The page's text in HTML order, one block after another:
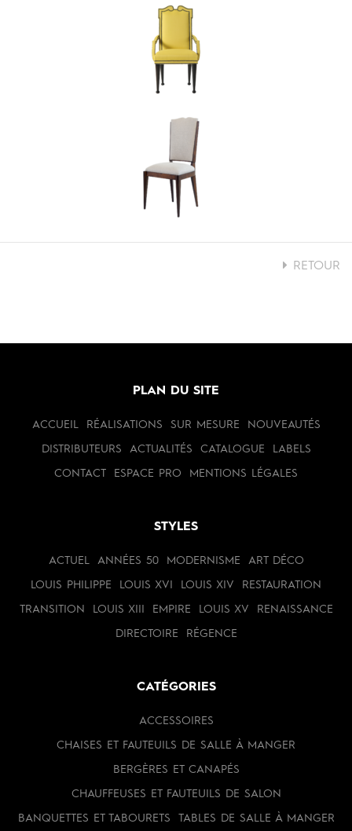
RETOUR
PLAN DU SITE
ACCUEIL RÉALISATIONS SUR MESURE NOUVEAUTÉS
DISTRIBUTEURS ACTUALITÉS CATALOGUE LABELS
CONTACT ESPACE PRO MENTIONS LÉGALES
STYLES
ACTUEL ANNÉES 50 MODERNISME ART DÉCO
LOUIS PHILIPPE LOUIS XVI LOUIS XIV RESTAURATION
TRANSITION LOUIS XIII EMPIRE LOUIS XV RENAISSANCE
DIRECTOIRE RÉGENCE
CATÉGORIES
ACCESSOIRES
CHAISES ET FAUTEUILS DE SALLE À MANGER
BERGÈRES ET CANAPÉS
CHAUFFEUSES ET FAUTEUILS DE SALON
BANQUETTES ET TABOURETS TABLES DE SALLE À MANGER